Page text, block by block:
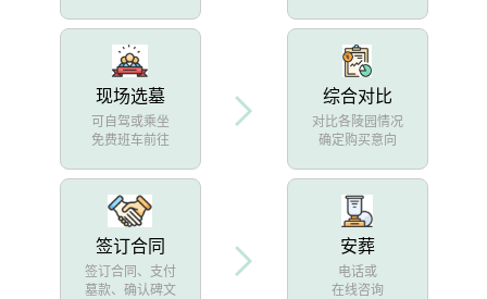
现场选墓
可自驾或乘坐
免费班车前往
综合对比
对比各陵园情况
确定购买意向
签订合同
签订合同、支付
墓款、确认碑文
安葬
电话或
在线咨询